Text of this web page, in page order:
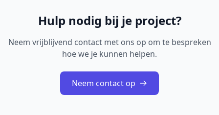
Hulp nodig bij je project?
Neem vrijblijvend contact met ons op om te bespreken
hoe we je kunnen helpen.
Neem contact op